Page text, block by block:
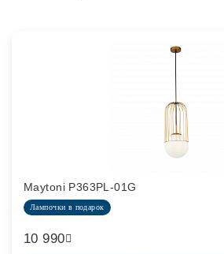
Maytoni P363PL-01G
Лампочки в подарок
10 990